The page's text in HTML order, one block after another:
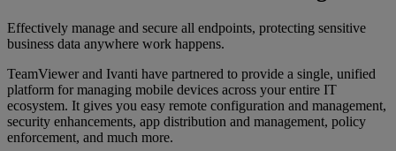
Effectively manage and secure all endpoints, protecting sensitive
business data anywhere work happens.
TeamViewer and Ivanti have partnered to provide a single, unified
platform for managing mobile devices across your entire IT
ecosystem. It gives you easy remote configuration and management,
security enhancements, app distribution and management, policy
enforcement, and much more.